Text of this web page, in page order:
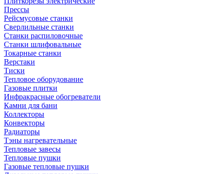
Прессы
Рейсмусовые станки
Сверлильные станки
Станки распиловочные
Станки шлифовальные
Токарные станки
Верстаки
Тиски
Тепловое оборудование
Газовые плитки
Инфракрасные обогреватели
Камни для бани
Коллекторы
Конвекторы
Радиаторы
Тэны нагревательные
Тепловые завесы
Тепловые пушки
Газовые тепловые пушки